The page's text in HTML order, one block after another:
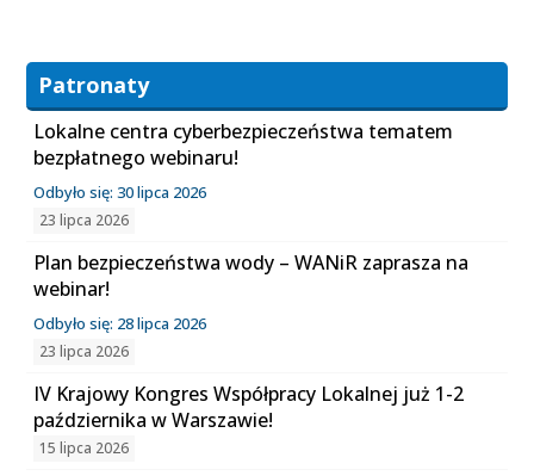
Patronaty
Lokalne centra cyberbezpieczeństwa tematem
bezpłatnego webinaru!
Odbyło się: 30 lipca 2026
23 lipca 2026
Plan bezpieczeństwa wody – WANiR zaprasza na
webinar!
Odbyło się: 28 lipca 2026
23 lipca 2026
IV Krajowy Kongres Współpracy Lokalnej już 1-2
października w Warszawie!
15 lipca 2026